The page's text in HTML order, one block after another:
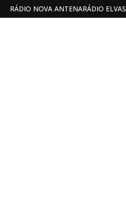
RÁDIO NOVA ANTENARÁDIO ELVAS